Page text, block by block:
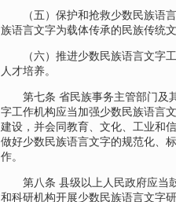
（五）保护和抢救少数民族语言
族语言文字为载体传承的民族传统
（六）推进少数民族语言文字工
人才培养。
第七条 省民族事务主管部门及
字工作机构应当加强少数民族语言
建设，并会同教育、文化、工业和
做好少数民族语言文字的规范化、
作。
第八条 县级以上人民政府应当
和科研机构开展少数民族语言文字